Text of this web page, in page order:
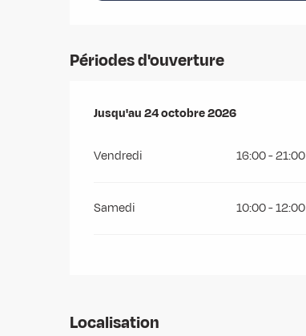
Périodes d'ouverture
Du3 avril 2026au24 octobre 2026
Jusqu'au24 octobre 2026
Vendredi 16:00 - 21:00
Samedi 10:00 - 12:00
Localisation